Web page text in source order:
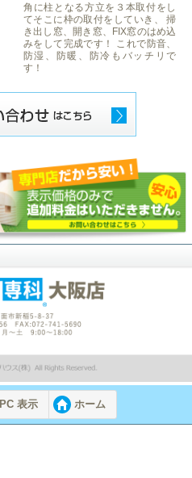
角に柱となる方立を３本取付をし
てそこに枠の取付をしていき、 掃
き出し窓、開き窓、FIX窓のはめ込
みをして完成です！ これで防音、
防湿、防暖、防冷もバッチリで
す！
PC 表示 ホーム